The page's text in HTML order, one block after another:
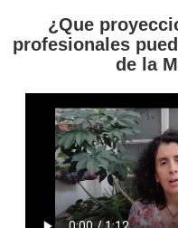
¿Que
profesionales
de la